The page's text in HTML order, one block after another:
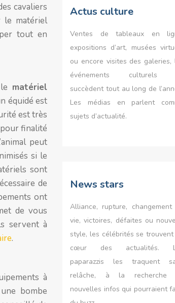
cavaliers
le matériel
tout en
matériel
équidé est
est très
finalité
peut
si le
sont
de
ont
de vous
servent à
.
à
bombe
Actus culture
Ventes de tableaux en
expositions d’art, musées
ou encore visites des galeries,
événements culturels
succèdent tout au long de
Les médias en parlent
sujets d’actualité.
News stars
Alliance, rupture, changement
vie, victoires, défaites ou
style, les célébrités se trouvent
cœur des actualités.
paparazzis les traquent
relâche, à la recherche
nouvelles infos qui pourraient